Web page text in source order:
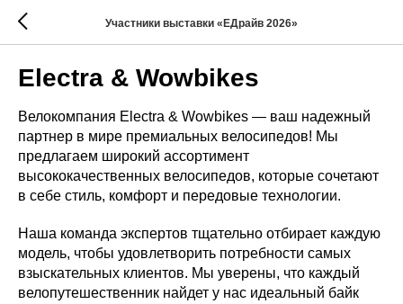
Участники выставки «ЕДрайв 2026»
Electra & Wowbikes
Велокомпания Electra & Wowbikes — ваш надежный
партнер в мире премиальных велосипедов! Мы
предлагаем широкий ассортимент
высококачественных велосипедов, которые сочетают
в себе стиль, комфорт и передовые технологии.
Наша команда экспертов тщательно отбирает каждую
модель, чтобы удовлетворить потребности самых
взыскательных клиентов. Мы уверены, что каждый
велопутешественник найдет у нас идеальный байк